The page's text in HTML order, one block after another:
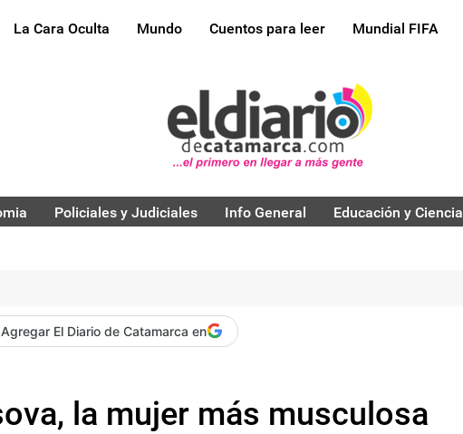
La Cara Oculta Mundo Cuentos para leer Mundial FIFA
Policiales y Judiciales Info General Educación y Ciencia
El Diario de Catamarca en
la mujer más musculosa